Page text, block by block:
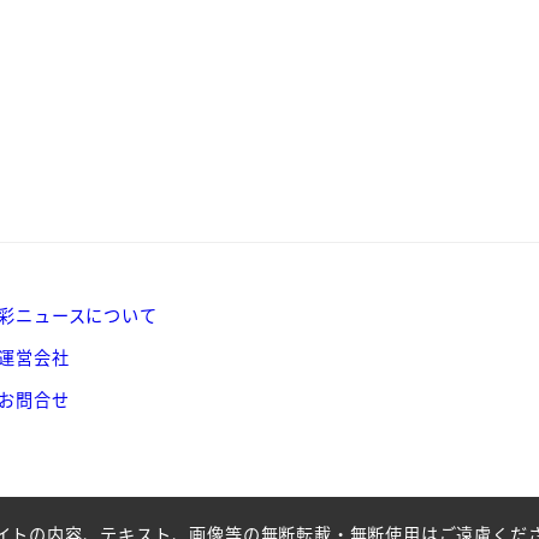
ニュースについて
営会社
問合せ